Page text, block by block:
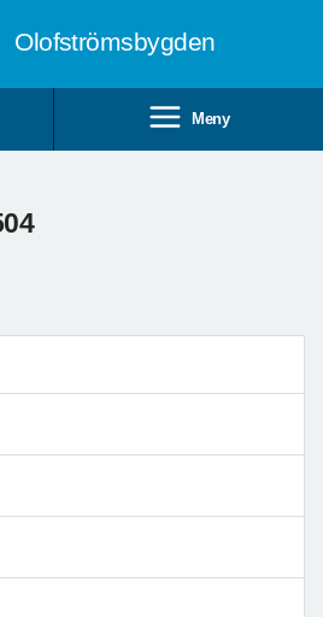
Olofströmsbygden
Meny